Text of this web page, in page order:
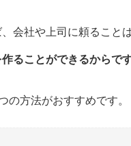
会社や上司に頼ることは
ることができるからです
の方法がおすすめです。